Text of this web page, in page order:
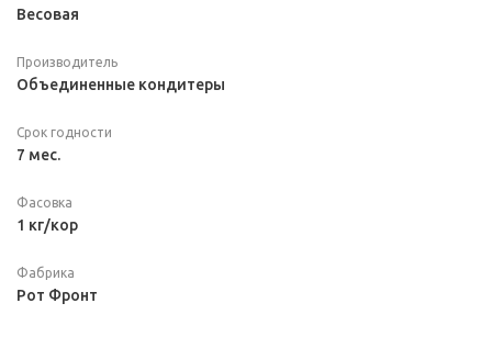
Весовая
Производитель
Объединенные кондитеры
Срок годности
7 мес.
Фасовка
1 кг/кор
Фабрика
Рот Фронт